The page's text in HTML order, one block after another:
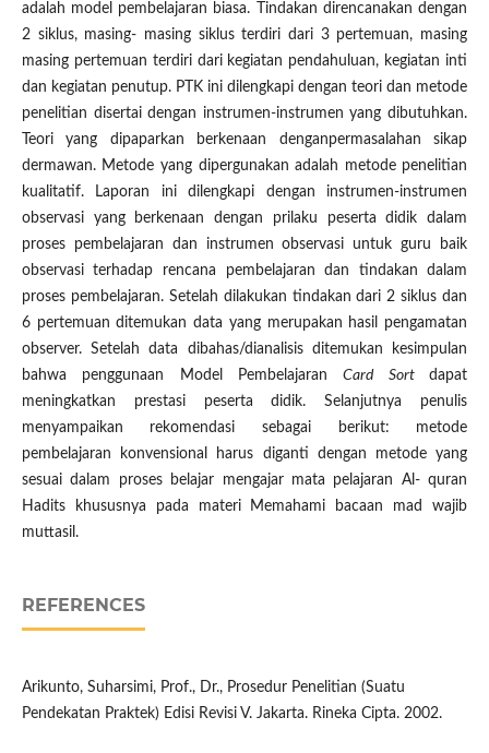
adalah model pembelajaran biasa. Tindakan direncanakan dengan
2 siklus, masing- masing siklus terdiri dari 3 pertemuan, masing
masing pertemuan terdiri dari kegiatan pendahuluan, kegiatan inti
dan kegiatan penutup. PTK ini dilengkapi dengan teori dan metode
penelitian disertai dengan instrumen-instrumen yang dibutuhkan.
Teori yang dipaparkan berkenaan denganpermasalahan sikap
dermawan. Metode yang dipergunakan adalah metode penelitian
kualitatif. Laporan ini dilengkapi dengan instrumen-instrumen
observasi yang berkenaan dengan prilaku peserta didik dalam
proses pembelajaran dan instrumen observasi untuk guru baik
observasi terhadap rencana pembelajaran dan tindakan dalam
proses pembelajaran. Setelah dilakukan tindakan dari 2 siklus dan
6 pertemuan ditemukan data yang merupakan hasil pengamatan
observer. Setelah data dibahas/dianalisis ditemukan kesimpulan
bahwa penggunaan Model PembelajaranCard Sortdapat
meningkatkan prestasi peserta didik. Selanjutnya penulis
menyampaikan rekomendasi sebagai berikut: metode
pembelajaran konvensional harus diganti dengan metode yang
sesuai dalam proses belajar mengajar mata pelajaran Al- quran
Hadits khususnya pada materi Memahami bacaan mad wajib
muttasil.
REFERENCES
Arikunto, Suharsimi, Prof., Dr., Prosedur Penelitian (Suatu
Pendekatan Praktek) Edisi Revisi V. Jakarta. Rineka Cipta. 2002.